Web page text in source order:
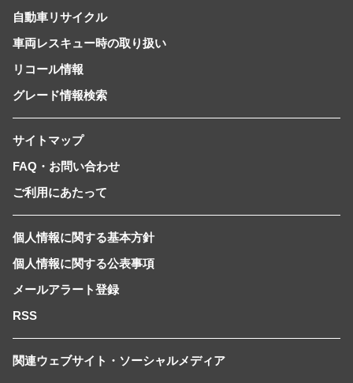
自動車リサイクル
車両レスキュー時の取り扱い
リコール情報
グレード情報検索
サイトマップ
FAQ・お問い合わせ
ご利用にあたって
個人情報に関する基本方針
個人情報に関する公表事項
メールアラート登録
RSS
関連ウェブサイト・ソーシャルメディア